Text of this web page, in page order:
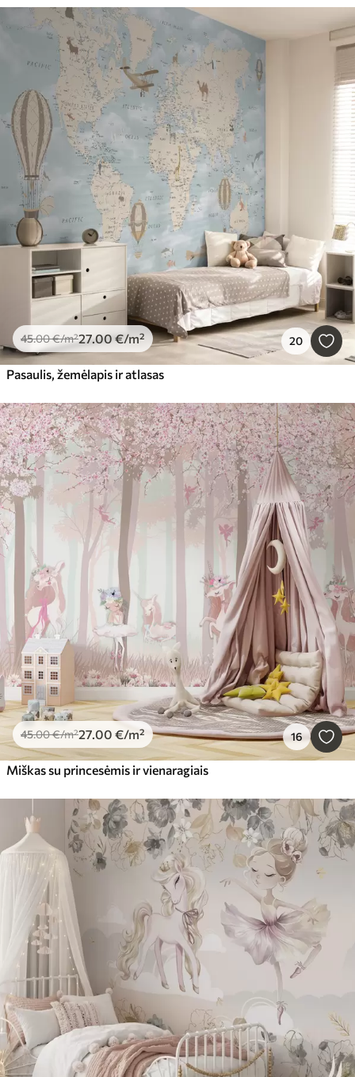
45.00€/m²27.00 €/m² 20
Pasaulis, žemėlapis ir atlasas
45.00€/m²27.00 €/m² 16
Miškas su princesėmis ir vienaragiais